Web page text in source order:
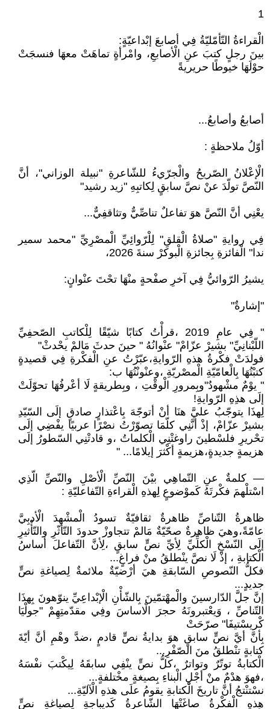
1
الْقراءةُ التّأمّليّةُ فِي أصابعَ إبْداعيّةٍ:
بينَ رجلٍ كتبَ عنِ الْأصابعِ، وامْرأةٍ تماهَتْ معهَا فنسجَتْ
حوْلَهَا خيوطًا حريريةً
أصابعُ وأصابعُ...
أوّلُ ملاحظةٍ :
الْإعْلانُ الصّريحُ والْجرّيءُ للشّاعرةِ "نبيلة الوزاني"، أنَّ
النّصَّ تولّدَ عنْ نصَّ سابقٍ لِكاتبِهِ "زيد رشيد"
يعْنِي أنَّ النّصَّ هوَ تفاعلٌ تناصِّيٌّ وتثاقفِيٌّ...
فِي روايةِ "صلاةُ الْقلقِ" لِلْرّوائِيِّ الْمصْرِيِّ "محمد سمير
ندا" الْفائزةِ بِجائزةِ الْبوكرْ سنةَ 2026،
يشيرُ الرّوائيُّ فِي آخرِ صفْحةٍ منْهَا تحْتَ عنْوانٍ:
"إشارةٌ"
" فِي عامِ 2019 ،قرأْتُ كتابًا شيّقًا لِلْكاتبِ الصّحفِيِّ
اللّبْنانِيِّ" بشيرْ عزّامْ" عنْوانُهُ " حينَ حدثَ مَالمْ يحْدثْ"
فولدَتْ فكْرةُ هذهِ الرّوايةِ،عبّرْتُ عنِ الْفكْرةِ فِي قصيدةٍ
كتبْتُهَا بِالْعامّيّةِ الْمصْريّةِ ،وعنْونْتُهَا ب:
" يوْمٌ مشْهودٌ"وبِمرورِ الْوقْتِ ، وبِطريقةٍ لَا أعْرفُهَا تحوّلَتْ
إلَى هذِهِ الرّوايةِ!
لِهذَا يتوجّبُ عليَّ هنَا أنْ أتوجّهَ بِاعْتذارٍ صادقٍ إلَى السّيّدِ
بشيرْ عزّامْ، إذْ أنَّنِي كلّمَا تصوّرْتُ نصْرًا عربيًا يفْضِي إلَى
تحْريرِ فلسْطينَ راوغتْنِي الْكلماتُ ،و قادتْنِي السّطورُ إلَى
هزيمةٍ جديدةٍ،هزيمةٍ أكْثرَ إيلامًا... "
— كلمةٌ عنِ التّماهِي بيْنَ النّصِّ الْأصْلِ والنّصِّ الّذِي
اسْتلْهمَ فكْرتَهُ كَموْضوعٍ لِهذهِ الْقراءةِ التّفاعليّةِ :
ظاهرةُ التّناصِّ ظاهرةٌ ثقافيّةٌ تسودُ الْمشْهدَ الْأدبِيَّ
عامّةً،وهيَ ظاهرةٌ صحّيّةٌ مَالمْ تتجاوزْ حدودَ التّأثّرِ والتّأْثيرِ
إلَى النّسْخِ الْكلِّيِّ لِأيِّ نصٍّ سابقٍ ،لِأنَّ التّفاعلَ أساسُ
الْكتابةِ ، إذْ لَا نصَّ ينْطلقُ منْ فراغٍ...
فكلُّ النّصوصِ السّابقةِ هيَ أرْضيّةٌ ملائمةٌ لِصياغةِ نصٍّ
جديدٍ...
إنَّ جلَّ الدّارسينَ والْمهْتمّينَ بِالشّأْنِ الْإبْداعِيِّ ينوّهونَ بِهذَا
التّناصِّ ، وَيعْتبرونَهُ حجرَ الْاساسَ وفِي مقدّمتِهِمْ "جولْيَا
كْريسْتيفَا" صرّحَتْ
بِأنَّ أيَّ نصٍّ سابقٍ هوَ بدايةُ نصٍّ قادمٍ ،ضدَّ وهْمِ أنَّ أيّةَ
كتابةٍ تنْطلقُ منَ الصّفْرِ...
الْكتابةُ توتّرٌ وتواترٌ ،كلُّ نصٍّ ينْفِي سابقَهُ لِيكْتبَ نفْسَهُ
،فهوَ هدْمٌ منْ أجْلِ الْبناءِ بِصيغةٍ مخْتلفةٍ...
نسْتنْتجُ أنَّ تاريخَ الْكتابةِ يقومُ علَى هذهِ الْآليّةِ...
هذهِ الْفكْرةُ صاغَتْهَا الشّاعرةُ كَديباجةٍ لِصياغةِ نصٍّ